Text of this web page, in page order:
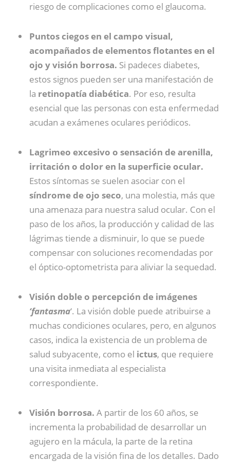
riesgo de complicaciones como el glaucoma.
Puntos ciegos en el campo visual,
acompañados de elementos flotantes en el
ojo y visión borrosa. Si padeces diabetes,
estos signos pueden ser una manifestación de
la retinopatía diabética. Por eso, resulta
esencial que las personas con esta enfermedad
acudan a exámenes oculares periódicos.
Lagrimeo excesivo o sensación de arenilla,
irritación o dolor en la superficie ocular.
Estos síntomas se suelen asociar con el
síndrome de ojo seco, una molestia, más que
una amenaza para nuestra salud ocular. Con el
paso de los años, la producción y calidad de las
lágrimas tiende a disminuir, lo que se puede
compensar con soluciones recomendadas por
el óptico-optometrista para aliviar la sequedad.
Visión doble o percepción de imágenes
‘fantasma‘. La visión doble puede atribuirse a
muchas condiciones oculares, pero, en algunos
casos, indica la existencia de un problema de
salud subyacente, como el ictus, que requiere
una visita inmediata al especialista
correspondiente.
Visión borrosa. A partir de los 60 años, se
incrementa la probabilidad de desarrollar un
agujero en la mácula, la parte de la retina
encargada de la visión fina de los detalles. Dado